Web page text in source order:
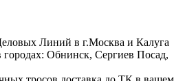
Линий в г.Москва и Калуга
городах: Обнинск, Сергиев Посад,